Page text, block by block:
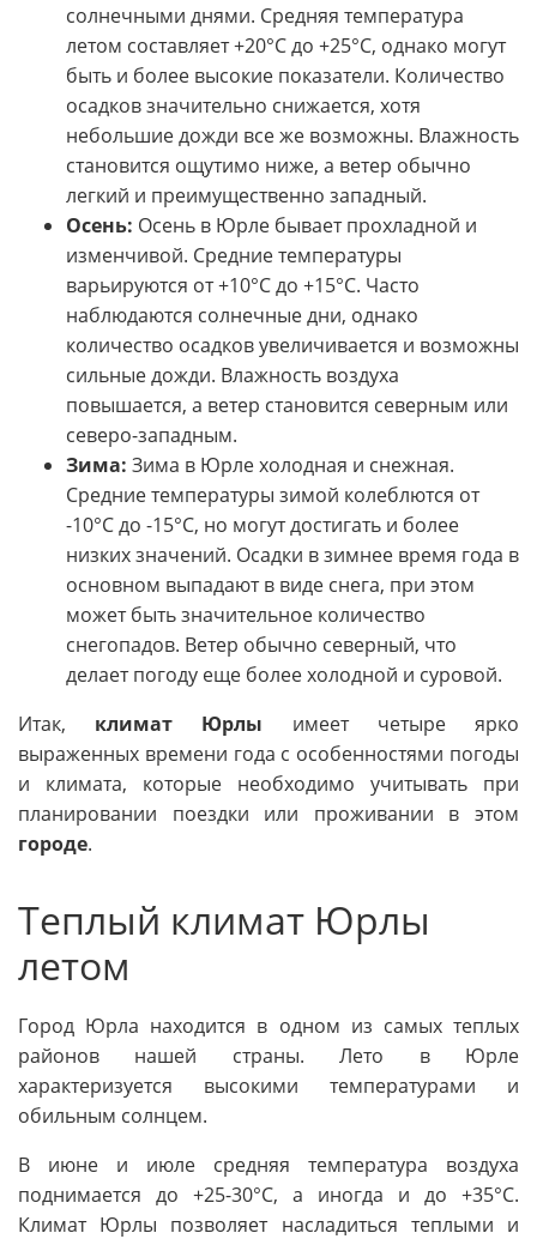
солнечными днями. Средняя температура
летом составляет +20°C до +25°C, однако могут
быть и более высокие показатели. Количество
осадков значительно снижается, хотя
небольшие дожди все же возможны. Влажность
становится ощутимо ниже, а ветер обычно
легкий и преимущественно западный.
Осень: Осень в Юрле бывает прохладной и
изменчивой. Средние температуры
варьируются от +10°C до +15°C. Часто
наблюдаются солнечные дни, однако
количество осадков увеличивается и возможны
сильные дожди. Влажность воздуха
повышается, а ветер становится северным или
северо-западным.
Зима: Зима в Юрле холодная и снежная.
Средние температуры зимой колеблются от
-10°C до -15°C, но могут достигать и более
низких значений. Осадки в зимнее время года в
основном выпадают в виде снега, при этом
может быть значительное количество
снегопадов. Ветер обычно северный, что
делает погоду еще более холодной и суровой.
Итак, климат Юрлы имеет четыре ярко
выраженных времени года с особенностями погоды
и климата, которые необходимо учитывать при
планировании поездки или проживании в этом
городе.
Теплый климат Юрлы
летом
Город Юрла находится в одном из самых теплых
районов нашей страны. Лето в Юрле
характеризуется высокими температурами и
обильным солнцем.
В июне и июле средняя температура воздуха
поднимается до +25-30°C, а иногда и до +35°C.
Климат Юрлы позволяет насладиться теплыми и